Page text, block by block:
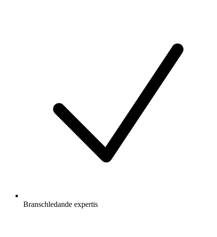
Branschledande expertis